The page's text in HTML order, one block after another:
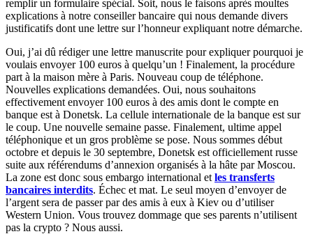
remplir un formulaire spécial. Soit, nous le faisons après moultes
explications à notre conseiller bancaire qui nous demande divers
justificatifs dont une lettre sur l’honneur expliquant notre démarche.
Oui, j’ai dû rédiger une lettre manuscrite pour expliquer pourquoi je
voulais envoyer 100 euros à quelqu’un ! Finalement, la procédure
part à la maison mère à Paris. Nouveau coup de téléphone.
Nouvelles explications demandées. Oui, nous souhaitons
effectivement envoyer 100 euros à des amis dont le compte en
banque est à Donetsk. La cellule internationale de la banque est sur
le coup. Une nouvelle semaine passe. Finalement, ultime appel
téléphonique et un gros problème se pose. Nous sommes début
octobre et depuis le 30 septembre, Donetsk est officiellement russe
suite aux référendums d’annexion organisés à la hâte par Moscou.
La zone est donc sous embargo international et les transferts
bancaires interdits. Échec et mat. Le seul moyen d’envoyer de
l’argent sera de passer par des amis à eux à Kiev ou d’utiliser
Western Union. Vous trouvez dommage que ses parents n’utilisent
pas la crypto ? Nous aussi.